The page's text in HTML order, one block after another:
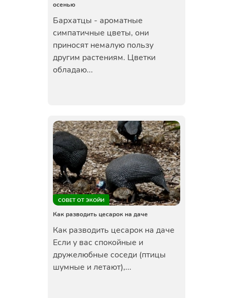
осенью
Бархатцы - ароматные
симпатичные цветы, они
приносят немалую пользу
другим растениям. Цветки
обладаю...
СОВЕТ ОТ ЭКОЙИ
Как разводить цесарок на даче
Как разводить цесарок на даче
Если у вас спокойные и
дружелюбные соседи (птицы
шумные и летают),...